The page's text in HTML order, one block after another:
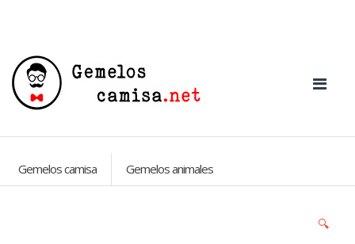
Gemelos camisa Gemelos animales
🔍